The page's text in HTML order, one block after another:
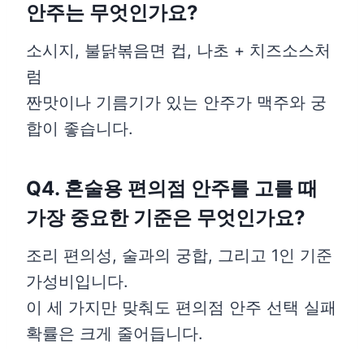
안주는 무엇인가요?
소시지, 불닭볶음면 컵, 나초 + 치즈소스처
럼
짠맛이나 기름기가 있는 안주가 맥주와 궁
합이 좋습니다.
Q4. 혼술용 편의점 안주를 고를 때
가장 중요한 기준은 무엇인가요?
조리 편의성, 술과의 궁합, 그리고 1인 기준
가성비입니다.
이 세 가지만 맞춰도 편의점 안주 선택 실패
확률은 크게 줄어듭니다.